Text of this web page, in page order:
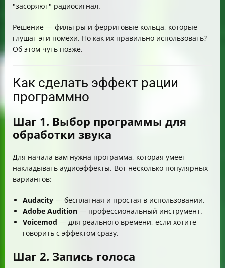
"засоряют" радиосигнал.
Решение — фильтры и ферритовые кольца, которые
глушат эти помехи. Но как их правильно использовать?
Об этом чуть позже.
Как сделать эффект рации
программно
Шаг 1. Выбор программы для
обработки звука
Для начала вам нужна программа, которая умеет
накладывать аудиоэффекты. Вот несколько популярных
вариантов:
Audacity — бесплатная и простая в использовании.
Adobe Audition — профессиональный инструмент.
Voicemod — для реального времени, если хотите
говорить с эффектом сразу.
Шаг 2. Запись голоса